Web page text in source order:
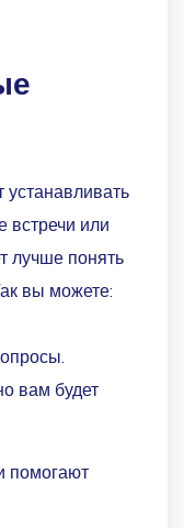
встречи или
лучше понять
вы можете:
вам будет
помогают